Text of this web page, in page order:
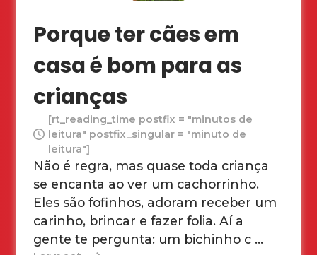
Porque ter cães em
casa é bom para as
crianças
[rt_reading_time postfix = "minutos de
leitura" postfix_singular = "minuto de
leitura"]
Não é regra, mas quase toda criança
se encanta ao ver um cachorrinho.
Eles são fofinhos, adoram receber um
carinho, brincar e fazer folia. Aí a
gente te pergunta: um bichinho c ...